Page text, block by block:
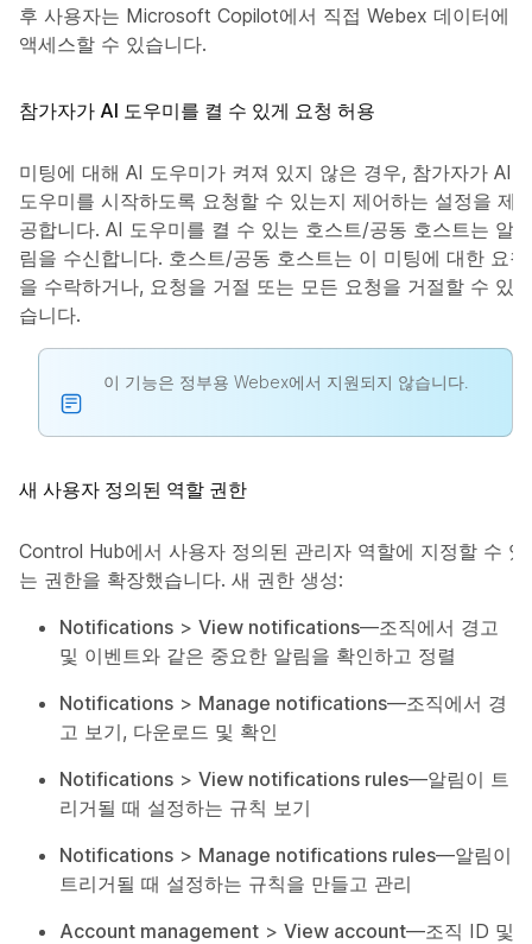
후 사용자는 Microsoft Copilot에서 직접 Webex 데이터에
액세스할 수 있습니다.
참가자가 AI 도우미를 켤 수 있게 요청 허용
미팅에 대해 AI 도우미가 켜져 있지 않은 경우, 참가자가 AI
도우미를 시작하도록 요청할 수 있는지 제어하는 설정을 제
공합니다. AI 도우미를 켤 수 있는 호스트/공동 호스트는 알
림을 수신합니다. 호스트/공동 호스트는 이 미팅에 대한 요청
을 수락하거나, 요청을 거절 또는 모든 요청을 거절할 수 있
습니다.
이 기능은 정부용 Webex에서 지원되지 않습니다.
새 사용자 정의된 역할 권한
Control Hub에서 사용자 정의된 관리자 역할에 지정할 수 있
는 권한을 확장했습니다. 새 권한 생성:
Notifications > View notifications—조직에서 경고
및 이벤트와 같은 중요한 알림을 확인하고 정렬
Notifications > Manage notifications—조직에서 경
고 보기, 다운로드 및 확인
Notifications > View notifications rules—알림이 트
리거될 때 설정하는 규칙 보기
Notifications > Manage notifications rules—알림이
트리거될 때 설정하는 규칙을 만들고 관리
Account management > View account—조직 ID 및